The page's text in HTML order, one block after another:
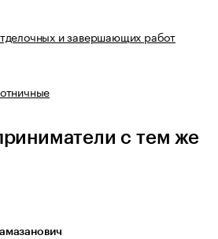
и завершающих работ
с тем же